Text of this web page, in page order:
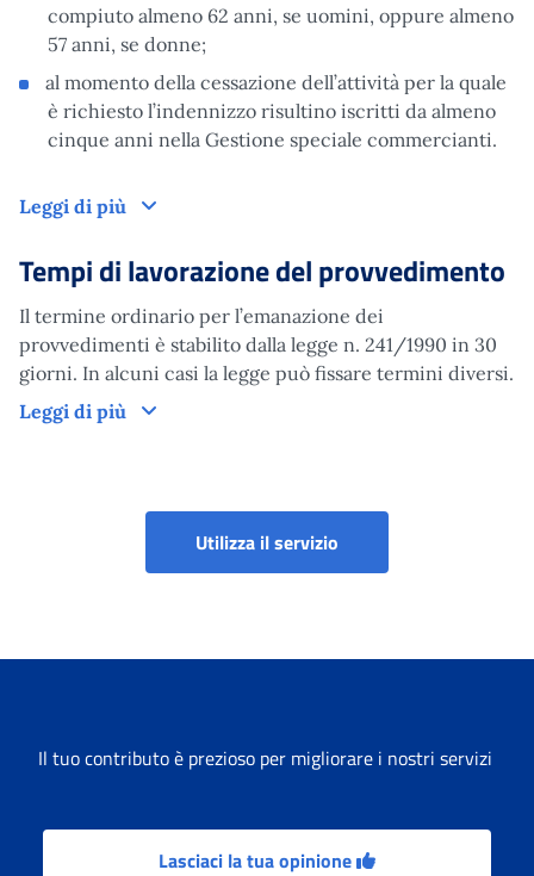
compiuto almeno 62 anni, se uomini, oppure almeno
57 anni, se donne;
al momento della cessazione dell’attività per la quale
è richiesto l’indennizzo risultino iscritti da almeno
cinque anni nella Gestione speciale commercianti.
Leggi di più Domanda
Tempi di lavorazione del provvedimento
Il termine ordinario per l’emanazione dei
provvedimenti è stabilito dalla legge n. 241/1990 in 30
giorni. In alcuni casi la legge può fissare termini diversi.
Leggi di più
Tempi di lavorazione del provvedimento
Utilizza il servizio
Il tuo contributo è prezioso per migliorare i nostri servizi
Lasciaci la tua opinione